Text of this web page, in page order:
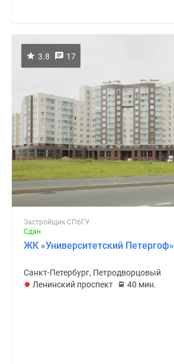
3.8 17
Застройщик СПбГУ
Сдан
ЖК «Университетский Петергоф»
Санкт-Петербург, Петродворцовый
Ленинский проспект
40 мин.